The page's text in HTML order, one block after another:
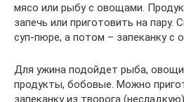
мясо или рыбу с овощами.
запечь или приготовить на пару.
суп-пюре, а потом – запеканку с
Для ужина подойдет рыба,
продукты, бобовые. Можно
запеканку из творога